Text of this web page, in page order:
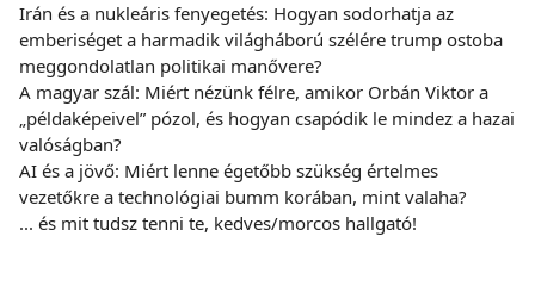
Irán és a nukleáris fenyegetés: Hogyan sodorhatja az
emberiséget a harmadik világháború szélére trump ostoba
meggondolatlan politikai manővere?
A magyar szál: Miért nézünk félre, amikor Orbán Viktor a
„példaképeivel” pózol, és hogyan csapódik le mindez a hazai
valóságban?
AI és a jövő: Miért lenne égetőbb szükség értelmes
vezetőkre a technológiai bumm korában, mint valaha?
... és mit tudsz tenni te, kedves/morcos hallgató!